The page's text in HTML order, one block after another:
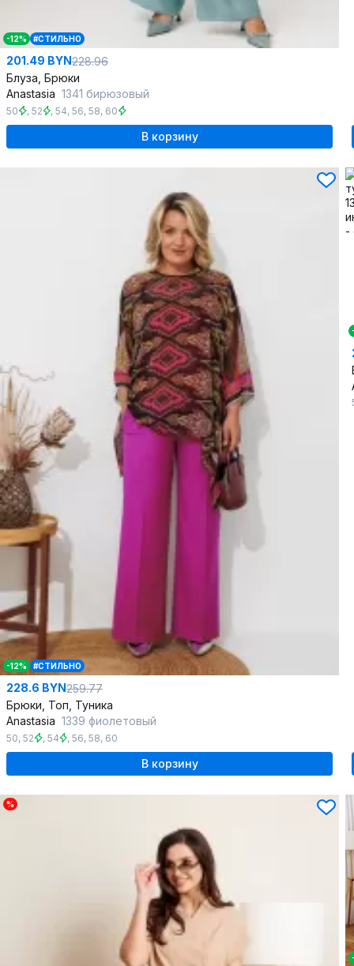
-12% #СТИЛЬНО
201.49 BYN228.96
Блуза, Брюки
Anastasia 1341 бирюзовый
50 , 52 , 54, 56, 58, 60
В корзину
-12% #СТИЛЬНО
228.6 BYN259.77
Брюки, Топ, Туника
Anastasia 1339 фиолетовый
50, 52 , 54 , 56, 58, 60
В корзину
%